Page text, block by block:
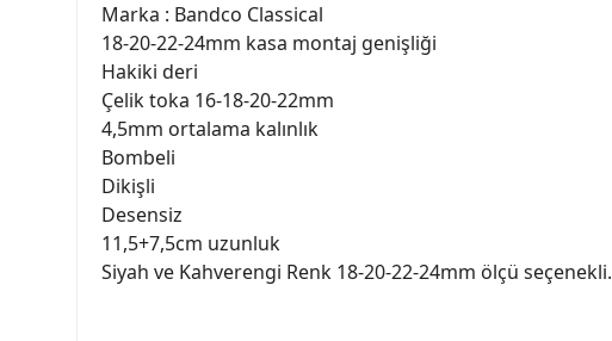
Marka : Bandco Classical
18-20-22-24mm kasa montaj genişliği
Hakiki deri
Çelik toka 16-18-20-22mm
4,5mm ortalama kalınlık
Bombeli
Dikişli
Desensiz
11,5+7,5cm uzunluk
Siyah ve Kahverengi Renk 18-20-22-24mm ölçü seçenekli.